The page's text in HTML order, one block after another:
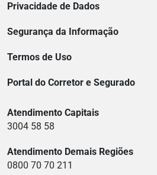
Privacidade de Dados
Segurança da Informação
Termos de Uso
Portal do Corretor e Segurado
Atendimento Capitais
3004 58 58
Atendimento Demais Regiões
0800 70 70 211